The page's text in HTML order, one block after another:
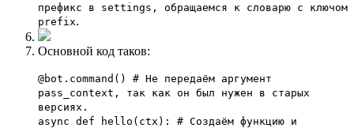
префикс в settings, обращаемся к словарю с ключом
prefix.
Основной код таков:
@bot.command() # Не передаём аргумент
pass_context, так как он был нужен в старых
версиях.
async def hello(ctx): # Создаём функцию и